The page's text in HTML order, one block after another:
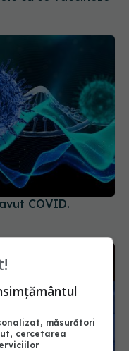
COVID.
măsurători
cercetarea